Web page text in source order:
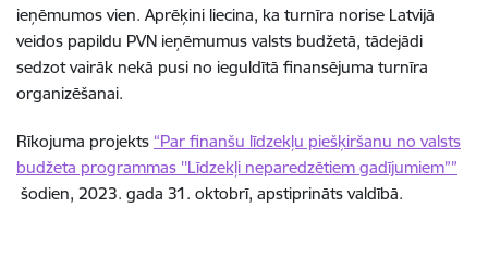
ieņēmumos vien. Aprēķini liecina, ka turnīra norise Latvijā
veidos papildu PVN ieņēmumus valsts budžetā, tādejādi
sedzot vairāk nekā pusi no ieguldītā finansējuma turnīra
organizēšanai.
Rīkojuma projekts “Par finanšu līdzekļu piešķiršanu no valsts
budžeta programmas ''Līdzekļi neparedzētiem gadījumiem””
šodien, 2023. gada 31. oktobrī, apstiprināts valdībā.